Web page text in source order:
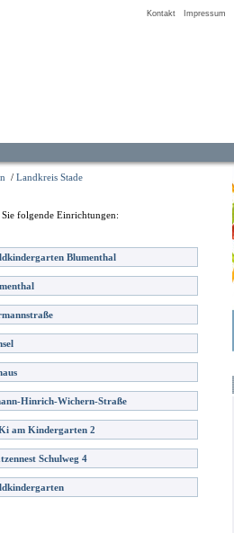
Kontakt Impressum
/ Landkreis Stade
folgende Einrichtungen:
Blumenthal
Hinrich-Wichern-Straße
am Kindergarten 2
Schulweg 4